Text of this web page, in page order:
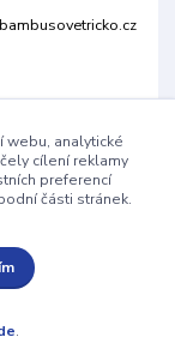
webu, analytické
cílení reklamy
preferencí
části stránek.
.